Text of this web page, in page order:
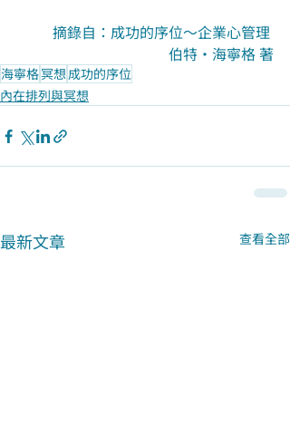
摘錄自：成功的序位～企業心管理
伯特‧海寧格 著
海寧格冥想成功的序位
內在排列與冥想
最新文章 查看全部